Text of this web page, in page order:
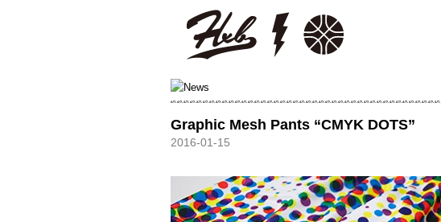
Graphic Mesh Pants “CMYK DOTS”
2016-01-15